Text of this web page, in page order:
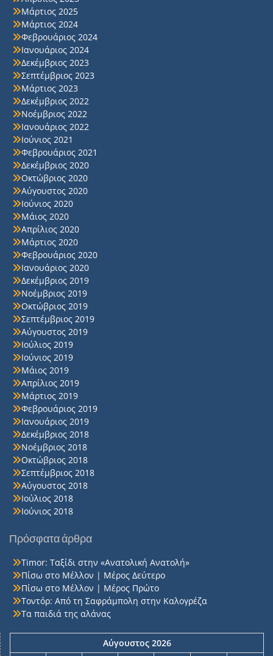
Μάρτιος 2025
Μάρτιος 2024
Φεβρουάριος 2024
Ιανουάριος 2024
Δεκέμβριος 2023
Σεπτέμβριος 2023
Μάρτιος 2023
Δεκέμβριος 2022
Νοέμβριος 2022
Ιανουάριος 2022
Ιούνιος 2021
Φεβρουάριος 2021
Δεκέμβριος 2020
Οκτώβριος 2020
Αύγουστος 2020
Ιούνιος 2020
Μάιος 2020
Απρίλιος 2020
Μάρτιος 2020
Φεβρουάριος 2020
Ιανουάριος 2020
Δεκέμβριος 2019
Νοέμβριος 2019
Οκτώβριος 2019
Σεπτέμβριος 2019
Αύγουστος 2019
Ιούλιος 2019
Ιούνιος 2019
Μάιος 2019
Απρίλιος 2019
Μάρτιος 2019
Φεβρουάριος 2019
Ιανουάριος 2019
Δεκέμβριος 2018
Νοέμβριος 2018
Οκτώβριος 2018
Σεπτέμβριος 2018
Αύγουστος 2018
Ιούλιος 2018
Ιούνιος 2018
Πρόσφατα άρθρα
Timor: Ταξίδι στην «Ανατολική Ανατολή»
Πίσω στο Μέλλον | Μέρος Δεύτερο
Πίσω στο Μέλλον | Μέρος Πρώτο
Τοντόρ: Από τη Σαφράμπολη στην Καλογρέζα
Τα παιδιά της αλάνας
Αύγουστος 2026